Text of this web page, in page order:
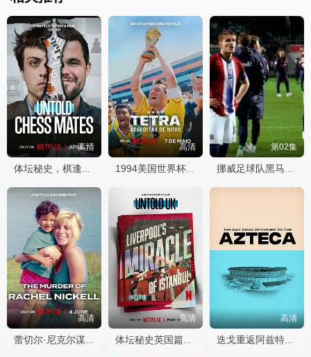
高清
体坛秘史，棋逢敌手
高清
1994美国世界杯：巴西队荣耀再临
第02集
挪威足球队黑马之路
高清
蕾切尔·尼克尔谋杀案
高清
体坛秘史英国篇利物浦的伊斯坦布尔奇迹
高清
迭戈重返阿兹特克之日